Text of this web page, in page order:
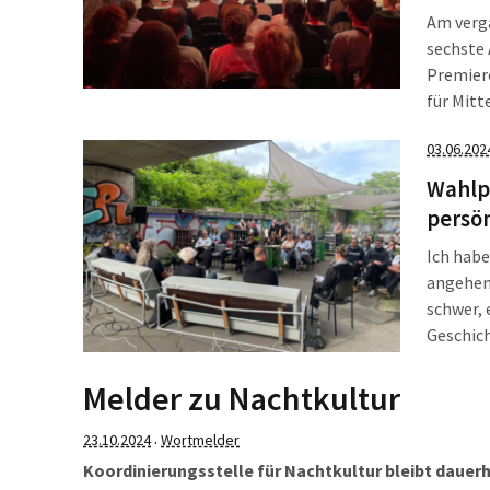
Am
sechste
für
Ich
schwer,
Melder zu Nachtkultur
23.10.2024· Wortmelder
Koordinierungsstelle für Nachtkultur bleibt